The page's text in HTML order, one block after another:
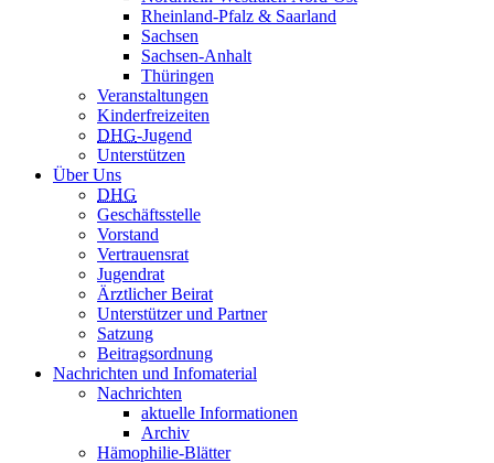
Rheinland-Pfalz & Saarland
Sachsen
Sachsen-Anhalt
Thüringen
Veranstaltungen
Kinderfreizeiten
DHG-Jugend
Unterstützen
Über Uns
DHG
Geschäftsstelle
Vorstand
Vertrauensrat
Jugendrat
Ärztlicher Beirat
Unterstützer und Partner
Satzung
Beitragsordnung
Nachrichten und Infomaterial
Nachrichten
aktuelle Informationen
Archiv
Hämophilie-Blätter